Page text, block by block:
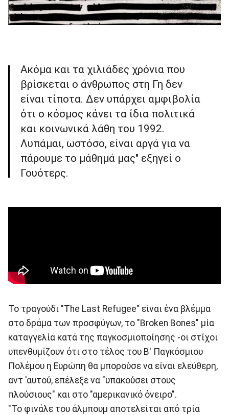
Ακόμα και τα χιλιάδες χρόνια που
βρίσκεται ο άνθρωπος στη Γη δεν
είναι τίποτα. Δεν υπάρχει αμφιβολία
ότι ο κόσμος κάνει τα ίδια πολιτικά
και κοινωνικά λάθη του 1992.
Λυπάμαι, ωστόσο, είναι αργά για να
πάρουμε το μάθημά μας" εξηγεί ο
Γουότερς.
Το τραγούδι "The Last Refugee" είναι ένα βλέμμα
στο δράμα των προσφύγων, το "Broken Bones" μία
καταγγελία κατά της παγκοσμιοποίησης -οι στίχοι
υπενθυμίζουν ότι στο τέλος του Β' Παγκόσμιου
Πολέμου η Ευρώπη θα μπορούσε να είναι ελεύθερη,
αντ 'αυτού, επέλεξε να "υπακούσει στους
πλούσιους" και στο "αμερικανικό όνειρο".
"Το φινάλε του άλμπουμ αποτελείται από τρία